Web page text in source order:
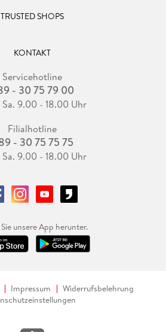
TRUSTED SHOPS
KONTAKT
Servicehotline
- 30 75 79 00
9.00 - 18.00 Uhr
Filialhotline
- 30 75 75 75
9.00 - 18.00 Uhr
unsere App herunter.
Impressum
Widerrufsbelehrung